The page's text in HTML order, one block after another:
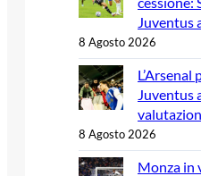
Juventus
8 Agosto 2026
L’Arsenal
Juventus
8 Agosto 2026
Monza in